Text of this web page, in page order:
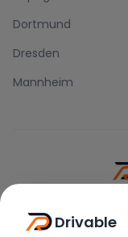
Dortmund
Dresden
Mannheim
Drivable